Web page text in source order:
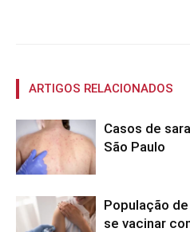
ARTIGOS RELACIONADOS
Casos de
São Paulo
População
se vacinar